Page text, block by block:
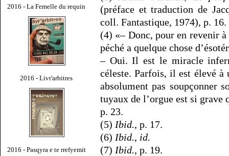
2016 - La Femelle du requin
2016 - Livr'arbitres
2016 - Pasqyra e te rrefyemit
(préface et traduction de
coll. Fantastique, 1974), p. 16.
(4) «– Donc, pour en revenir
péché a quelque chose
– Oui. Il est le miracle
céleste. Parfois, il est élevé à
absolument pas soupçonner
tuyaux de l’orgue est si grave
p. 23.
(5) Ibid., p. 17.
(6) Ibid., id.
(7) Ibid., p. 19.